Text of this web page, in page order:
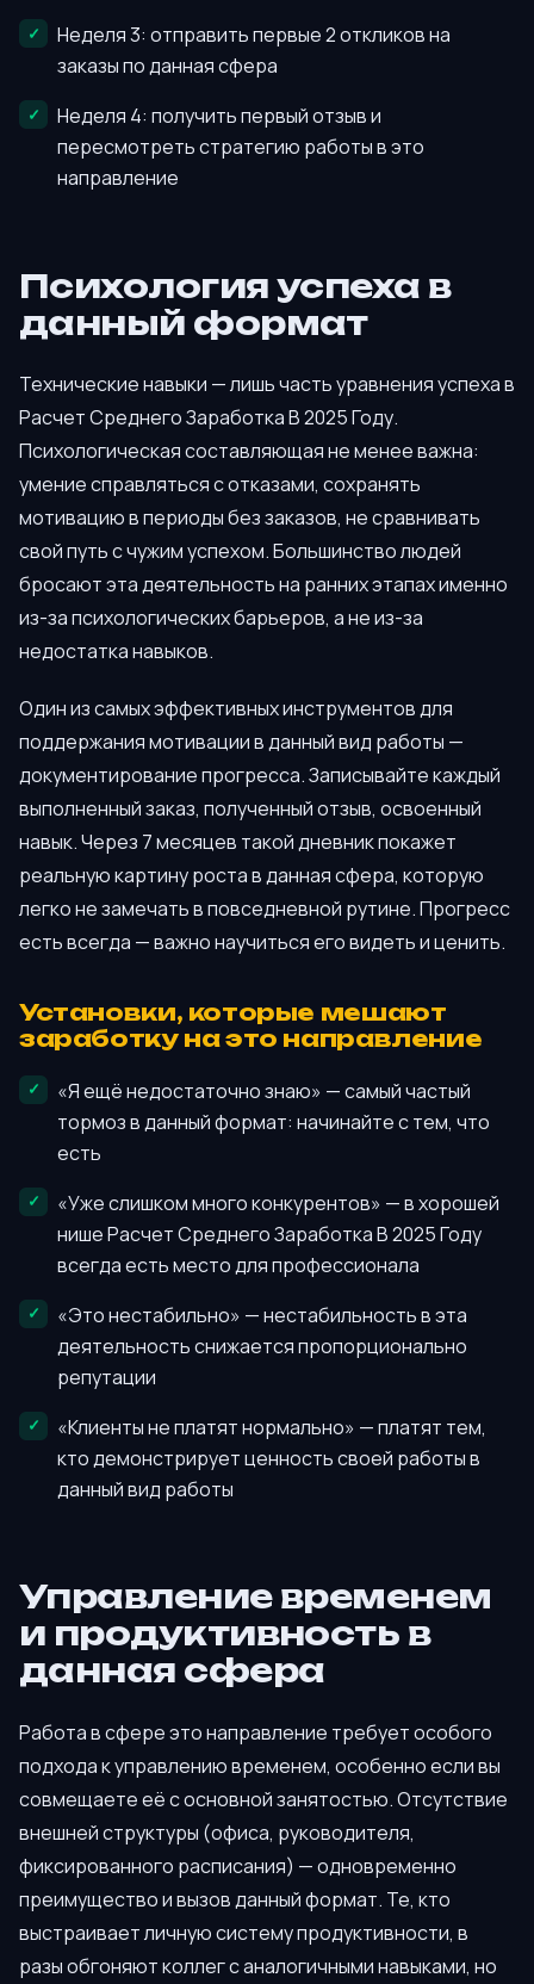
Неделя 3: отправить первые 2 откликов на
заказы по данная сфера
Неделя 4: получить первый отзыв и
пересмотреть стратегию работы в это
направление
Психология успеха в
данный формат
Технические навыки — лишь часть уравнения успеха в
Расчет Среднего Заработка В 2025 Году.
Психологическая составляющая не менее важна:
умение справляться с отказами, сохранять
мотивацию в периоды без заказов, не сравнивать
свой путь с чужим успехом. Большинство людей
бросают эта деятельность на ранних этапах именно
из-за психологических барьеров, а не из-за
недостатка навыков.
Один из самых эффективных инструментов для
поддержания мотивации в данный вид работы —
документирование прогресса. Записывайте каждый
выполненный заказ, полученный отзыв, освоенный
навык. Через 7 месяцев такой дневник покажет
реальную картину роста в данная сфера, которую
легко не замечать в повседневной рутине. Прогресс
есть всегда — важно научиться его видеть и ценить.
Установки, которые мешают
заработку на это направление
«Я ещё недостаточно знаю» — самый частый
тормоз в данный формат: начинайте с тем, что
есть
«Уже слишком много конкурентов» — в хорошей
нише Расчет Среднего Заработка В 2025 Году
всегда есть место для профессионала
«Это нестабильно» — нестабильность в эта
деятельность снижается пропорционально
репутации
«Клиенты не платят нормально» — платят тем,
кто демонстрирует ценность своей работы в
данный вид работы
Управление временем
и продуктивность в
данная сфера
Работа в сфере это направление требует особого
подхода к управлению временем, особенно если вы
совмещаете её с основной занятостью. Отсутствие
внешней структуры (офиса, руководителя,
фиксированного расписания) — одновременно
преимущество и вызов данный формат. Те, кто
выстраивает личную систему продуктивности, в
разы обгоняют коллег с аналогичными навыками, но